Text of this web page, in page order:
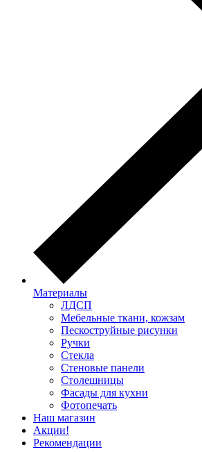
Материалы
ЛДСП
Мебельные ткани, кожзам
Пескоструйные рисунки
Ручки
Стекла
Стеновые панели
Столешницы
Фасады для кухни
Фотопечать
Наш магазин
Акции!
Рекомендации